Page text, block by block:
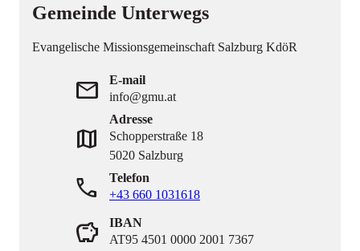
Gemeinde Unterwegs
Evangelische Missionsgemeinschaft Salzburg KdöR
mail
E-mail
info@gmu.at
map
Adresse
Schopperstraße 18
5020 Salzburg
phone
Telefon
+43 660 1031618
savings
IBAN
AT95 4501 0000 2001 7367